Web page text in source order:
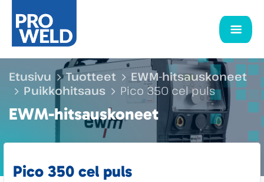
Etusivu Tuotteet
EWM-hitsauskoneet
Puikkohitsaus
Pico 350 cel puls
EWM-hitsauskoneet
Pico 350 cel puls